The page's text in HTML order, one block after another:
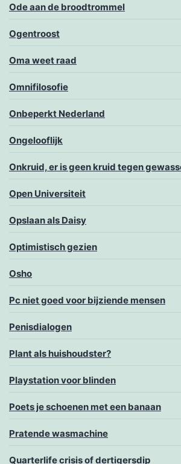
Ode aan de broodtrommel
Ogentroost
Oma weet raad
Omnifilosofie
Onbeperkt Nederland
Ongelooflijk
Onkruid, er is geen kruid tegen
Open Universiteit
Opslaan als Daisy
Optimistisch gezien
Osho
Pc niet goed voor bijziende mensen
Penisdialogen
Plant als huishoudster?
Playstation voor blinden
Poets je schoenen met een banaan
Pratende wasmachine
Quarterlife crisis of dertigersdip